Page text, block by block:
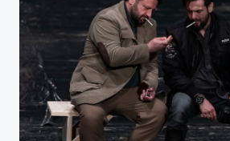
НА
СЦЕНИ
НИШКОГ
НАРОДНОГ
ПОЗОРИШТА